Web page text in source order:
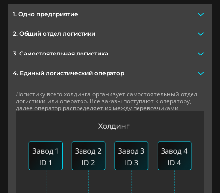
1. Одно предприятие
2. Общий отдел логистики
3. Самостоятельная логистика
4. Единый логистический оператор
Логистику всего холдинга организует самостоятельный отдел
логистики или оператор. Все заказы поступают к оператору,
далее оператор распределяет их между перевозчиками